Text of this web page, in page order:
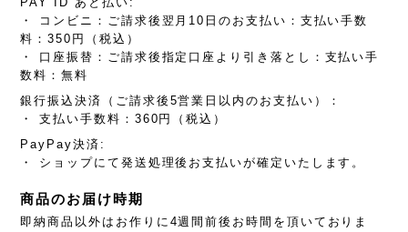
・ コンビニ：ご請求後翌月10日のお支払い：支払い手数
料：350円（税込）
・ 口座振替：ご請求後指定口座より引き落とし：支払い手
数料：無料
銀行振込決済（ご請求後5営業日以内のお支払い）：
・ 支払い手数料：360円（税込）
PayPay決済:
・ ショップにて発送処理後お支払いが確定いたします。
商品のお届け時期
即納商品以外はお作りに4週間前後お時間を頂いておりま